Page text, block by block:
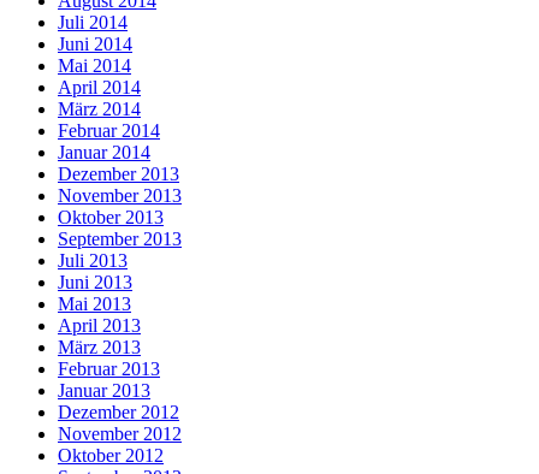
Juli 2014
Juni 2014
Mai 2014
April 2014
März 2014
Februar 2014
Januar 2014
Dezember 2013
November 2013
Oktober 2013
September 2013
Juli 2013
Juni 2013
Mai 2013
April 2013
März 2013
Februar 2013
Januar 2013
Dezember 2012
November 2012
Oktober 2012